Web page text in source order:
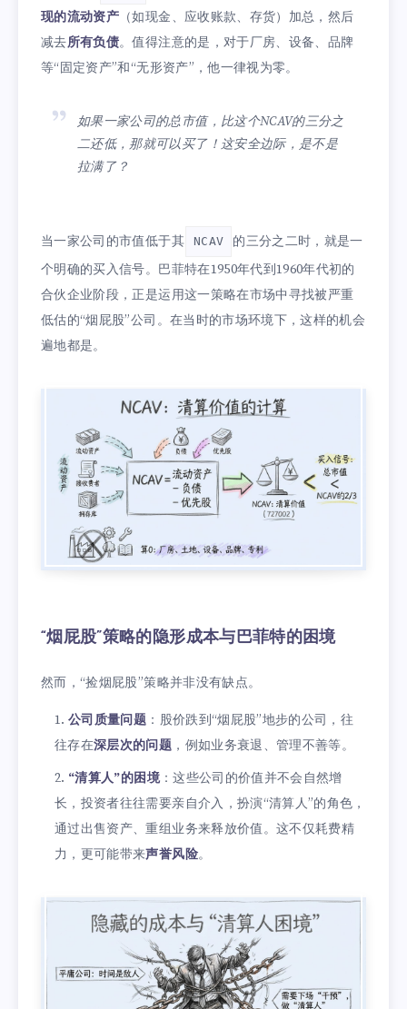
现的流动资产 （如现金、应收账款、存货）加总，然后
减去所有负债。值得注意的是，对于厂房、设备、品牌
等“固定资产”和“无形资产”，他一律视为零。
如果一家公司的总市值，比这个NCAV的三分之
二还低，那就可以买了！这安全边际，是不是
拉满了？
当一家公司的市值低于其 NCAV
的三分之二时，就是一
个明确的买入信号。巴菲特在1950年代到1960年代初的
合伙企业阶段，正是运用这一策略在市场中寻找被严重
低估的“烟屁股”公司。在当时的市场环境下，这样的机会
遍地都是。
“烟屁股”策略的隐形成本与巴菲特的困境
然而，“捡烟屁股”策略并非没有缺点。
公司质量问题 ：股价跌到“烟屁股”地步的公司，往
往存在深层次的问题 ，例如业务衰退、管理不善等。
“清算人”的困境：这些公司的价值并不会自然增
长，投资者往往需要亲自介入，扮演“清算人”的角色，
通过出售资产、重组业务来释放价值。这不仅耗费精
力，更可能带来声誉风险。